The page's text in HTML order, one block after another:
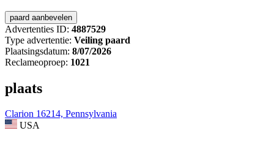
Advertenties ID: 4887529
Type advertentie: Veiling paard
Plaatsingsdatum: 8/07/2026
Reclameoproep: 1021
plaats
Clarion 16214, Pennsylvania
USA